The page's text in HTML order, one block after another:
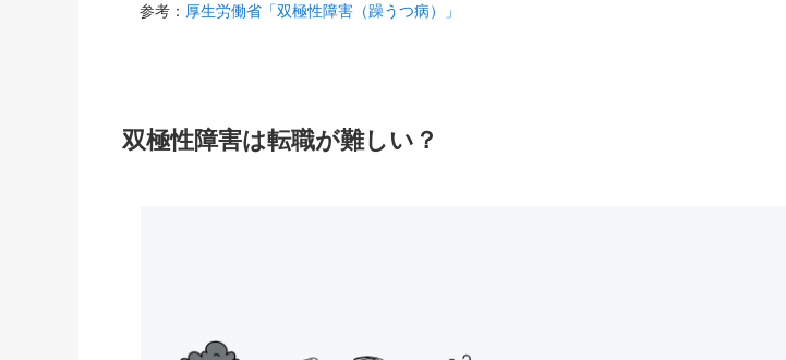
参考： 厚生労働省「双極性障害（躁うつ病）」
双極性障害は転職が難しい？